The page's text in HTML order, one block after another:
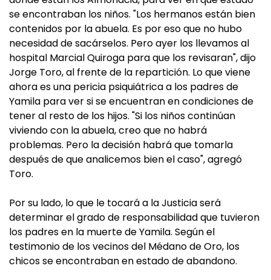
se encontraban los niños. "Los hermanos están bien
contenidos por la abuela. Es por eso que no hubo
necesidad de sacárselos. Pero ayer los llevamos al
hospital Marcial Quiroga para que los revisaran", dijo
Jorge Toro, al frente de la repartición. Lo que viene
ahora es una pericia psiquiátrica a los padres de
Yamila para ver si se encuentran en condiciones de
tener al resto de los hijos. "Si los niños continúan
viviendo con la abuela, creo que no habrá
problemas. Pero la decisión habrá que tomarla
después de que analicemos bien el caso", agregó
Toro.
Por su lado, lo que le tocará a la Justicia será
determinar el grado de responsabilidad que tuvieron
los padres en la muerte de Yamila. Según el
testimonio de los vecinos del Médano de Oro, los
chicos se encontraban en estado de abandono.